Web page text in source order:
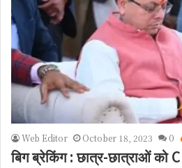
Web Editor October 18, 2023 0
बिग ब्रेकिंग : छात्र-छात्राओं को